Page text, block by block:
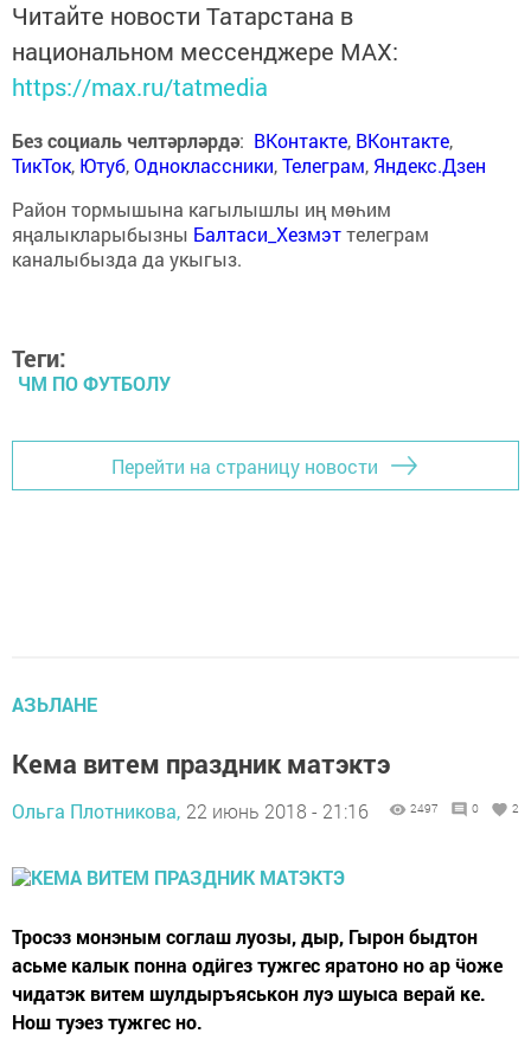
Читайте новости Татарстана в
национальном мессенджере MАХ:
https://max.ru/tatmedia
Без социаль челтәрләрдә: ВКонтакте, ВКонтакте,
ТикТок, Ютуб,Одноклассники,Телеграм, Яндекс.Дзен
Район тормышына кагылышлы иң мөһим
яңалыкларыбызны Балтаси_Хезмэттелеграм
каналыбызда да укыгыз.
Теги:
ЧМ ПО ФУТБОЛУ
Перейти на страницу новости
АЗЬЛАНЕ
Кема витем праздник матэктэ
Ольга Плотникова, 22 июнь 2018 - 21:16 2497 0 2
Тросэз монэным соглаш луозы, дыр, Гырон быдтон
асьме калык понна одӥгез тужгес яратоно но ар ӵоже
чидатэк витем шулдыръяськон луэ шуыса верай ке.
Нош туэез тужгес но.